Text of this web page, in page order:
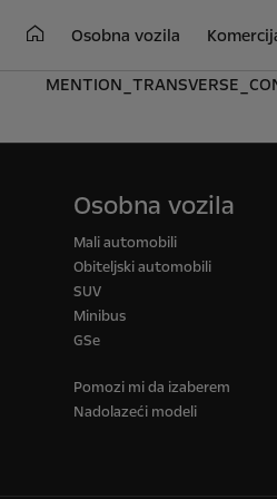
Osobna vozila
Osobna vozila
Mali automobili
Obiteljski automobili
SUV
Minibus
GSe
Pomozi mi da izaberem
Nadolazeći modeli